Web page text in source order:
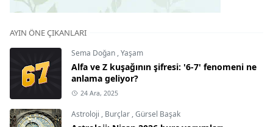
AYIN ÖNE ÇIKANLARI
Sema Doğan ,Yaşam
Alfa ve Z kuşağının şifresi: '6-7' fenomeni ne
anlama geliyor?
24 Ara, 2025
Astroloji , Burçlar ,Gürsel Başak